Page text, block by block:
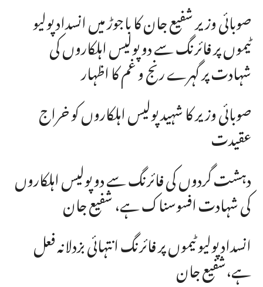
صوبائی وزیر شفیع جان کا باجوڑ میں انسداد پولیو
ٹیموں پر فائرنگ سے دو پولیس اہلکاروں کی
شہادت پر گہرے رنج و غم کا اظہار
صوبائی وزیر کا شہید پولیس اہلکاروں کو خراج
عقیدت
دہشت گردوں کی فائرنگ سے دو پولیس اہلکاروں
کی شہادت افسوسناک ہے، شفیع جان
انسداد پولیو ٹیموں پر فائرنگ انتہائی بزدلانہ فعل
ہے،شفیع جان